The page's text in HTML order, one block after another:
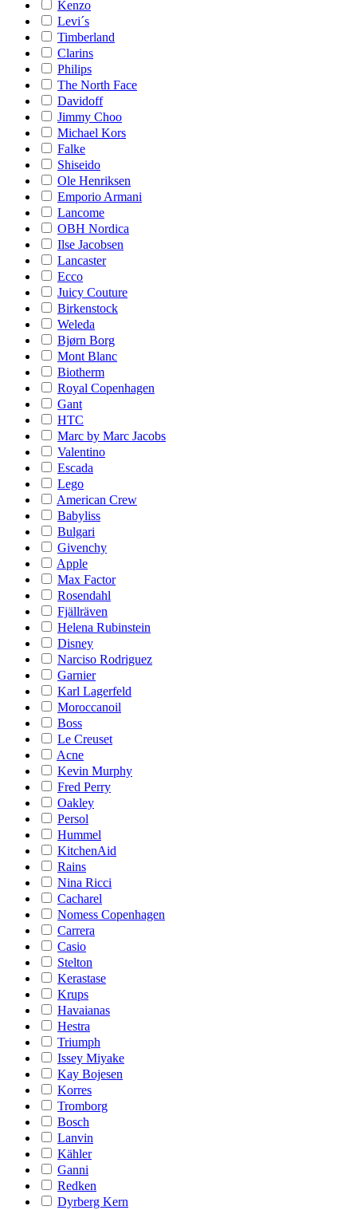
Kenzo
Levi´s
Timberland
Clarins
Philips
The North Face
Davidoff
Jimmy Choo
Michael Kors
Falke
Shiseido
Ole Henriksen
Emporio Armani
Lancome
OBH Nordica
Ilse Jacobsen
Lancaster
Ecco
Juicy Couture
Birkenstock
Weleda
Bjørn Borg
Mont Blanc
Biotherm
Royal Copenhagen
Gant
HTC
Marc by Marc Jacobs
Valentino
Escada
Lego
American Crew
Babyliss
Bulgari
Givenchy
Apple
Max Factor
Rosendahl
Fjällräven
Helena Rubinstein
Disney
Narciso Rodriguez
Garnier
Karl Lagerfeld
Moroccanoil
Boss
Le Creuset
Acne
Kevin Murphy
Fred Perry
Oakley
Persol
Hummel
KitchenAid
Rains
Nina Ricci
Cacharel
Nomess Copenhagen
Carrera
Casio
Stelton
Kerastase
Krups
Havaianas
Hestra
Triumph
Issey Miyake
Kay Bojesen
Korres
Tromborg
Bosch
Lanvin
Kähler
Ganni
Redken
Dyrberg Kern